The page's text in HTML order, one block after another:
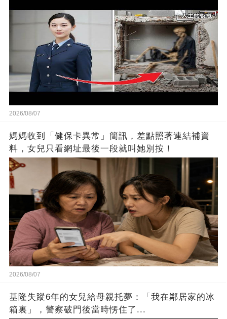
2026/08/07
媽媽收到「健保卡異常」簡訊，差點照著連結補資
料，女兒只看網址最後一段就叫她別按！
2026/08/07
基隆失蹤6年的女兒給母親托夢：「我在鄰居家的冰
箱裏」，警察破門後當時愣住了...